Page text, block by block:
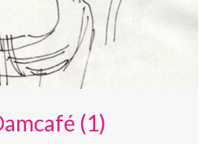
(1)